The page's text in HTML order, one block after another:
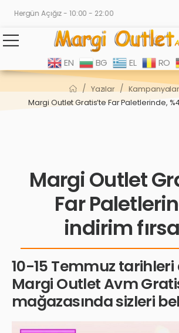
Hergün Açığız - 10:00 - 22:00
EN BG EL RO
/ Yazılar / Kampanyalar
Margi Outlet Gratis’te Far Paletlerinde,
Margi Outlet
Far
indirim
10-15 Temmuz tarihleri
Margi Outlet Avm
mağazasında sizleri